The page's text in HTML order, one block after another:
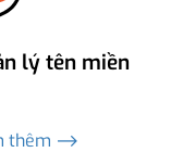
lý tên miền
thêm ⟶